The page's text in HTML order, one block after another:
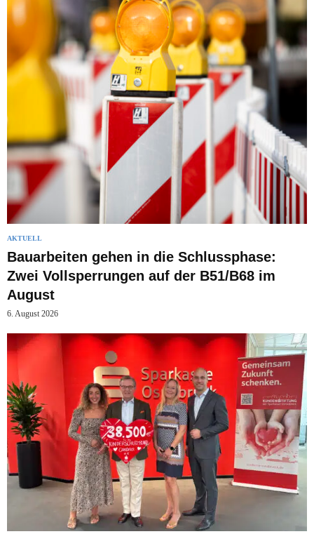
AKTUELL
Bauarbeiten gehen in die Schlussphase:
Zwei Vollsperrungen auf der B51/B68 im
August
6. August 2026